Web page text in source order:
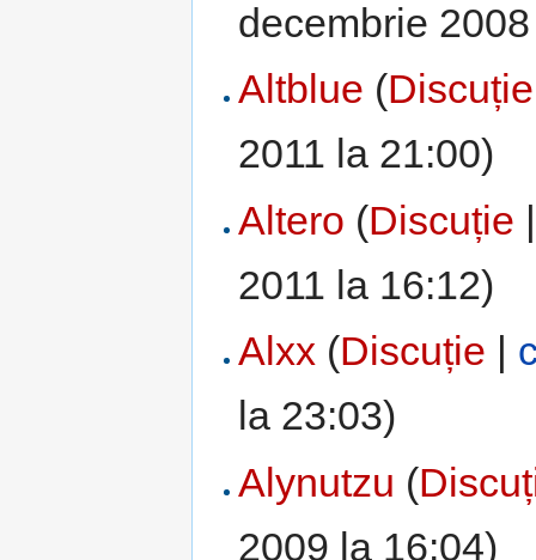
decembrie
Altblue (Discuție
2011 la 21:00)
Altero (Discuție
2011 la 16:12)
Alxx (Discuție |
la 23:03)
Alynutzu (
2009 la 16:04)